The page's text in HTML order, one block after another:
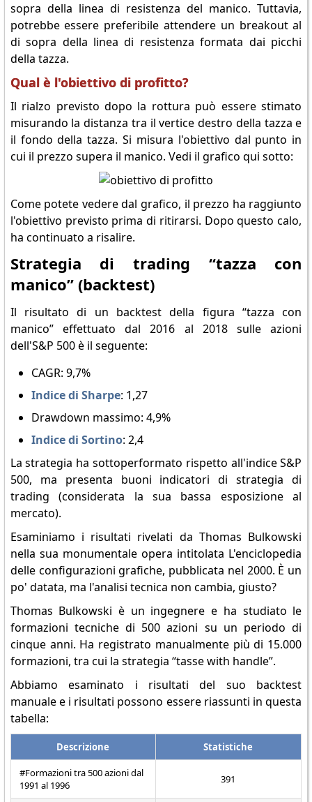
sopra della linea di resistenza del manico. Tuttavia,
potrebbe essere preferibile attendere un breakout al
di sopra della linea di resistenza formata dai picchi
della tazza.
Qual è l'obiettivo di profitto?
Il rialzo previsto dopo la rottura può essere stimato
misurando la distanza tra il vertice destro della tazza e
il fondo della tazza. Si misura l'obiettivo dal punto in
cui il prezzo supera il manico. Vedi il grafico qui sotto:
Come potete vedere dal grafico, il prezzo ha raggiunto
l'obiettivo previsto prima di ritirarsi. Dopo questo calo,
ha continuato a risalire.
Strategia di trading “tazza con
manico” (backtest)
Il risultato di un backtest della figura “tazza con
manico” effettuato dal 2016 al 2018 sulle azioni
dell'S&P 500 è il seguente:
CAGR: 9,7%
Indice di Sharpe: 1,27
Drawdown massimo: 4,9%
Indice di Sortino: 2,4
La strategia ha sottoperformato rispetto all'indice S&P
500, ma presenta buoni indicatori di strategia di
trading (considerata la sua bassa esposizione al
mercato).
Esaminiamo i risultati rivelati da Thomas Bulkowski
nella sua monumentale opera intitolata L'enciclopedia
delle configurazioni grafiche, pubblicata nel 2000. È un
po' datata, ma l'analisi tecnica non cambia, giusto?
Thomas Bulkowski è un ingegnere e ha studiato le
formazioni tecniche di 500 azioni su un periodo di
cinque anni. Ha registrato manualmente più di 15.000
formazioni, tra cui la strategia “tasse with handle”.
Abbiamo esaminato i risultati del suo backtest
manuale e i risultati possono essere riassunti in questa
tabella:
Descrizione Statistiche
#Formazioni tra 500 azioni dal
1991 al 1996
391